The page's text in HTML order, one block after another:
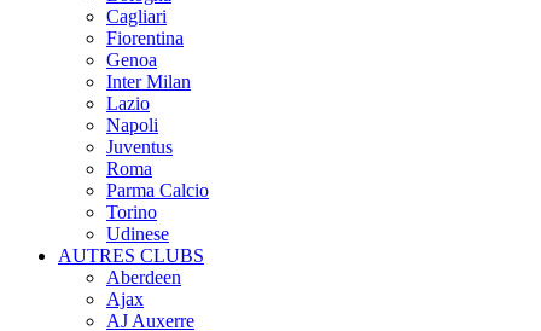
Cagliari
Fiorentina
Genoa
Inter Milan
Lazio
Napoli
Juventus
Roma
Parma Calcio
Torino
Udinese
AUTRES CLUBS
Aberdeen
Ajax
AJ Auxerre